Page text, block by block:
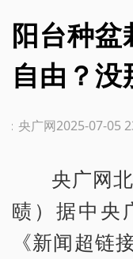
阳台种
自由？
2025-07-05
：央广网
央广网
赜）据中央
《新闻超链